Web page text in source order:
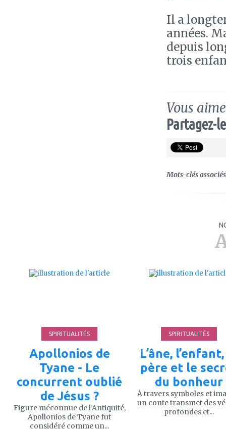
Il a
années.
depuis
trois
Vous
Partagez-
Mots-clés
SPIRITUALITÉS
Apollonios de
Tyane - Le
concurrent oublié
de Jésus ?
Figure méconnue de l’Antiquité,
Apollonios de Tyane fut
considéré comme un...
SPIRITUALITÉS
L’âne,
père et le
du bonheur
À travers symboles et
un conte transmet des
profondes et...